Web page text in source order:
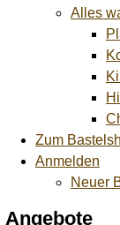
Alles
Zum
Anmelden
Neuer
Angebote